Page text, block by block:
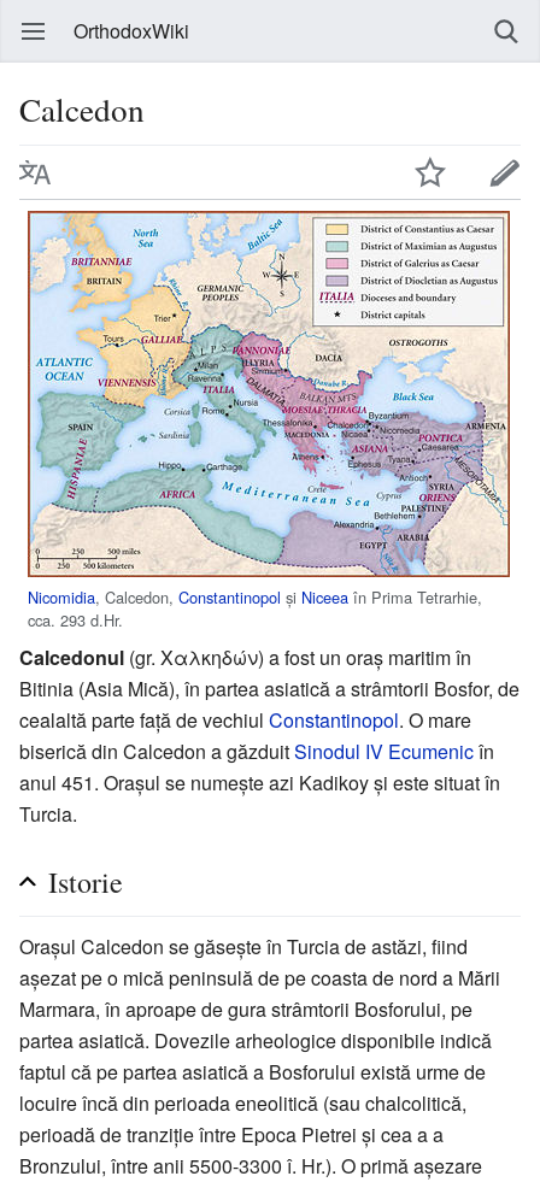
OrthodoxWiki
Calcedon
Nicomidia, Calcedon, Constantinopol și Niceea în Prima Tetrarhie,
cca. 293 d.Hr.
Calcedonul (gr. Χαλκηδών) a fost un oraș maritim în
Bitinia (Asia Mică), în partea asiatică a strâmtorii Bosfor, de
cealaltă parte față de vechiul Constantinopol. O mare
biserică din Calcedon a găzduitSinodul IV Ecumenicîn
anul 451. Orașul se numește azi Kadikoy și este situat în
Turcia.
Istorie
Oraşul Calcedon se găseşte în Turcia de astăzi, fiind
aşezat pe o mică peninsulă de pe coasta de nord a Mării
Marmara, în aproape de gura strâmtorii Bosforului, pe
partea asiatică. Dovezile arheologice disponibile indică
faptul că pe partea asiatică a Bosforului există urme de
locuire încă din perioada eneolitică (sau chalcolitică,
perioadă de tranziţie între Epoca Pietrei şi cea a a
Bronzului, între anii 5500-3300 î. Hr.). O primă aşezare